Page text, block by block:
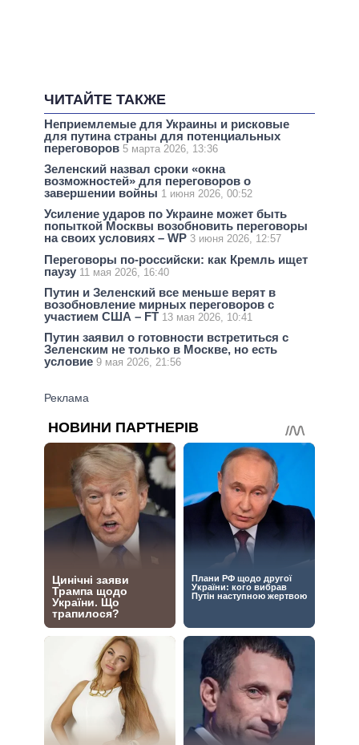
ЧИТАЙТЕ ТАКЖЕ
Неприемлемые для Украины и рисковые
для путина страны для потенциальных
переговоров 5 марта 2026, 13:36
Зеленский назвал сроки «окна
возможностей» для переговоров о
завершении войны 1 июня 2026, 00:52
Усиление ударов по Украине может быть
попыткой Москвы возобновить переговоры
на своих условиях – WP 3 июня 2026, 12:57
Переговоры по-российски: как Кремль ищет
паузу 11 мая 2026, 16:40
Путин и Зеленский все меньше верят в
возобновление мирных переговоров с
участием США – FT 13 мая 2026, 10:41
Путин заявил о готовности встретиться с
Зеленским не только в Москве, но есть
условие 9 мая 2026, 21:56